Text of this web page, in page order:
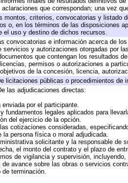
que correspondan; una vez
montos, criterios, convocatorias y listado
o, en los términos de las disposiciones
el uso y destino de dichos recursos.
convocatorias e información acerca de
servicios y autorizaciones otorgadas por
que contengan los resultados
permisos o autorizaciones a
de la concesión, licencia,
licitaciones públicas o procedimientos de
las adjudicaciones directas:
enviada por el participante.
fundamentos legales aplicados para
del ejercicio de la opción.
cotizaciones consideradas,
la persona física o moral adjudicada.
solicitante y la responsable de
el monto del contrato y el plazo de
de vigilancia y supervisión,
de avance sobre las obras o servicios
de terminación.